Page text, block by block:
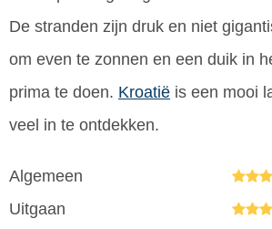
De stranden zijn druk en niet
om even te zonnen en een duik in
prima te doen. Kroatië is een mooi
veel in te ontdekken.
Algemeen
Uitgaan